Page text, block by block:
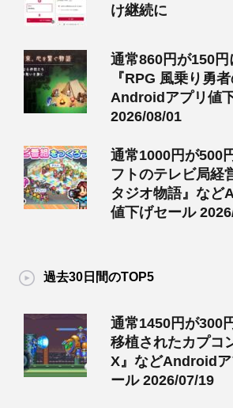
け継続に
通常860円が150円
『RPG 風乗り勇
Androidアプリ値
2026/08/01
通常1000円が500
フトのテレビ局経
タジオ物語』など
値下げセール
過去30日間のTOP5
通常1450円が300
移植されたカプコ
X』などAndroid
ール 2026/07/19